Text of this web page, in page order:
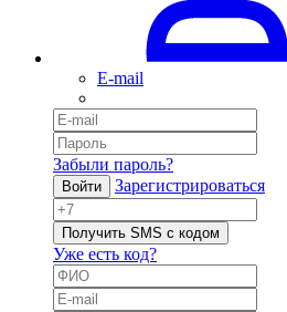
E-mail
Забыли пароль?
Войти Зарегистрироваться
Получить SMS с кодом
Уже есть код?